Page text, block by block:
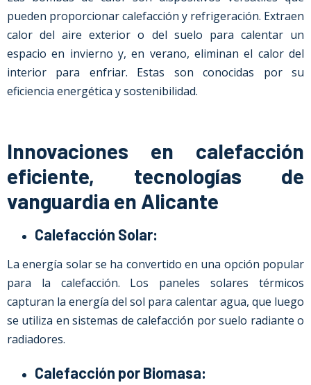
pueden proporcionar calefacción y refrigeración. Extraen
calor del aire exterior o del suelo para calentar un
espacio en invierno y, en verano, eliminan el calor del
interior para enfriar. Estas son conocidas por su
eficiencia energética y sostenibilidad.
Innovaciones en calefacción
eficiente, tecnologías de
vanguardia en Alicante
Calefacción Solar:
La energía solar se ha convertido en una opción popular
para la calefacción. Los paneles solares térmicos
capturan la energía del sol para calentar agua, que luego
se utiliza en sistemas de calefacción por suelo radiante o
radiadores.
Calefacción por Biomasa: